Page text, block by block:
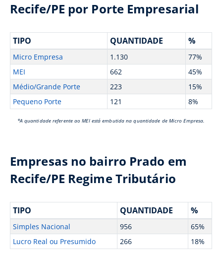
Recife/PE por Porte Empresarial
TIPO QUANTIDADE %
Micro Empresa 1.130
77%
MEI
662
45%
Médio/Grande Porte
223
15%
Pequeno Porte
121 8%
*A quantidade referente ao MEI está embutida na quantidade de Micro Empresa.
Empresas no bairro Prado em
Recife/PE Regime Tributário
TIPO QUANTIDADE %
Simples Nacional 956
65%
Lucro Real ou Presumido
266 18%